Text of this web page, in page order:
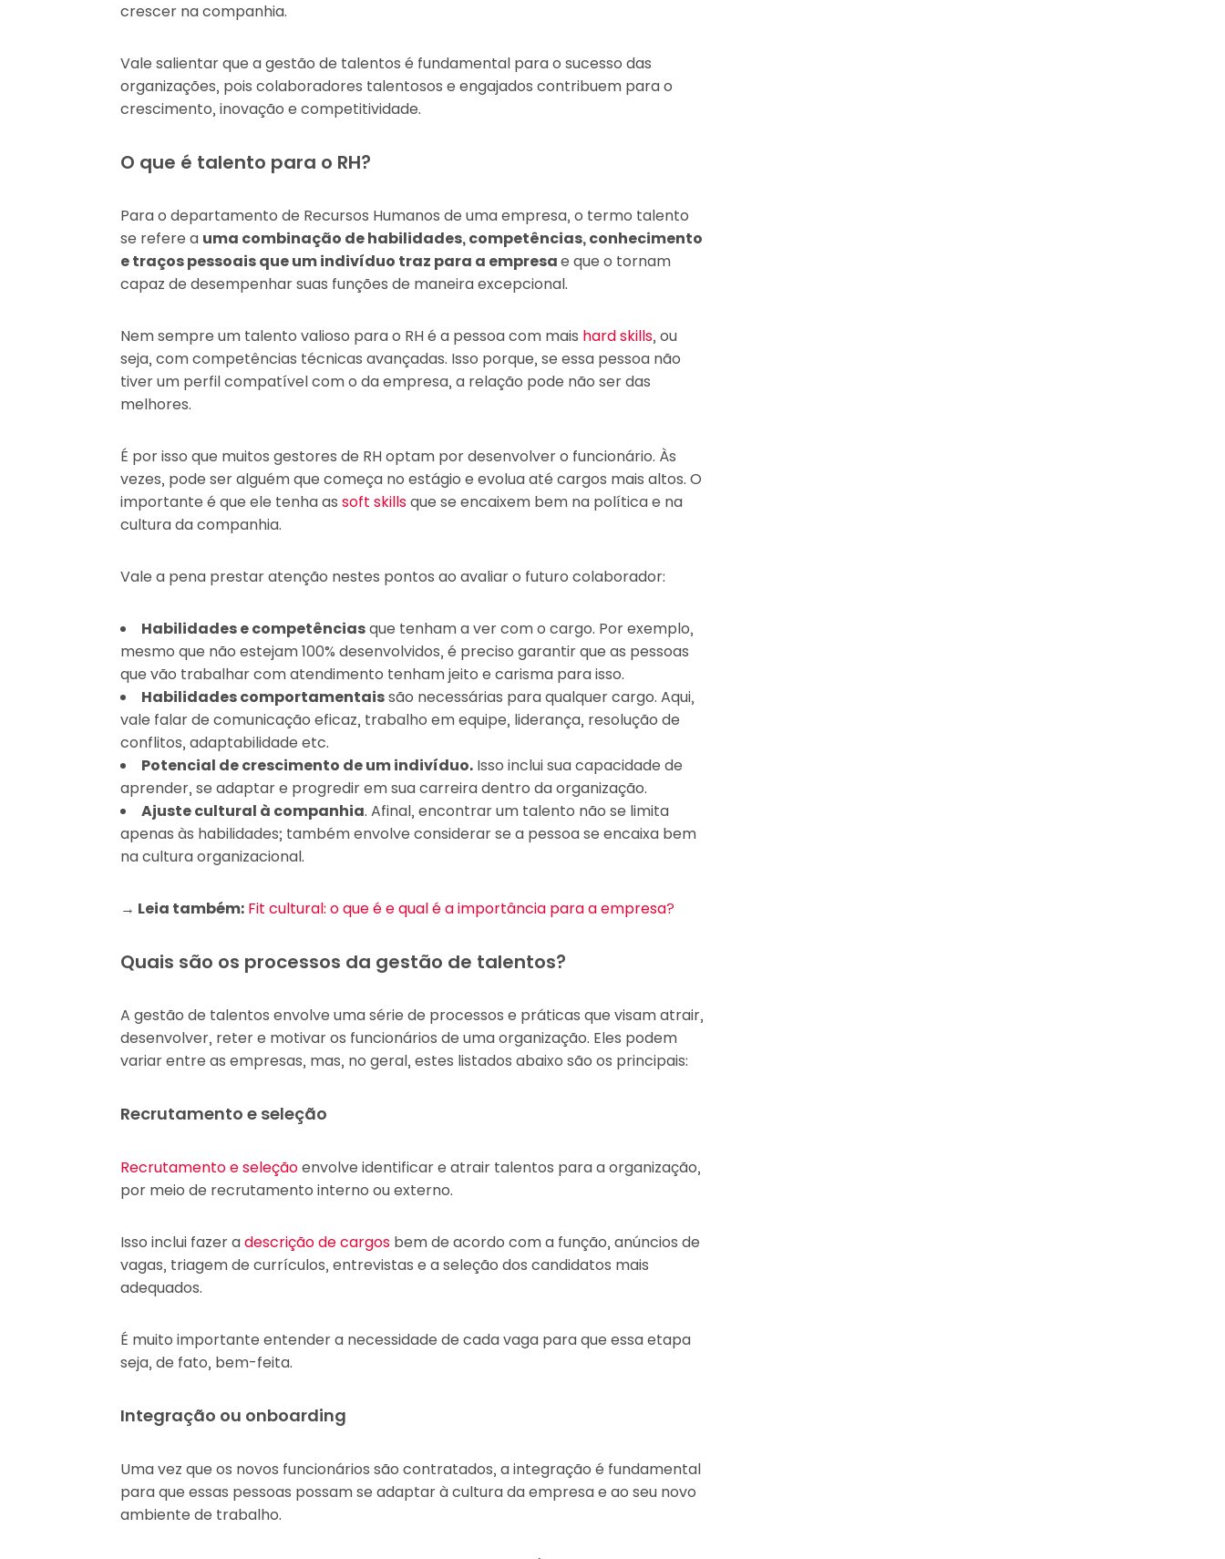
crescer na companhia.
Vale salientar que a gestão de talentos é fundamental para o sucesso das
organizações, pois colaboradores talentosos e engajados contribuem para o
crescimento, inovação e competitividade.
O que é talento para o RH?
Para o departamento de Recursos Humanos de uma empresa, o termo talento
se refere a uma combinação de habilidades, competências, conhecimento
e traços pessoais que um indivíduo traz para a empresae que o tornam
capaz de desempenhar suas funções de maneira excepcional.
Nem sempre um talento valioso para o RH é a pessoa com mais hard skills, ou
seja, com competências técnicas avançadas. Isso porque, se essa pessoa não
tiver um perfil compatível com o da empresa, a relação pode não ser das
melhores.
É por isso que muitos gestores de RH optam por desenvolver o funcionário. Às
vezes, pode ser alguém que começa no estágio e evolua até cargos mais altos. O
importante é que ele tenha as soft skillsque se encaixem bem na política e na
cultura da companhia.
Vale a pena prestar atenção nestes pontos ao avaliar o futuro colaborador:
Habilidades e competênciasque tenham a ver com o cargo. Por exemplo,
mesmo que não estejam 100% desenvolvidos, é preciso garantir que as pessoas
que vão trabalhar com atendimento tenham jeito e carisma para isso.
Habilidades comportamentaissão necessárias para qualquer cargo. Aqui,
vale falar de comunicação eficaz, trabalho em equipe, liderança, resolução de
conflitos, adaptabilidade etc.
Potencial de crescimento de um indivíduo. Isso inclui sua capacidade de
aprender, se adaptar e progredir em sua carreira dentro da organização.
Ajuste cultural à companhia. Afinal, encontrar um talento não se limita
apenas às habilidades; também envolve considerar se a pessoa se encaixa bem
na cultura organizacional.
→ Leia também: Fit cultural: o que é e qual é a importância para a empresa?
Quais são os processos da gestão de talentos?
A gestão de talentos envolve uma série de processos e práticas que visam atrair,
desenvolver, reter e motivar os funcionários de uma organização. Eles podem
variar entre as empresas, mas, no geral, estes listados abaixo são os principais:
Recrutamento e seleção
Recrutamento e seleçãoenvolve identificar e atrair talentos para a organização,
por meio de recrutamento interno ou externo.
Isso inclui fazer adescrição de cargos bem de acordo com a função, anúncios de
vagas, triagem de currículos, entrevistas e a seleção dos candidatos mais
adequados.
É muito importante entender a necessidade de cada vaga para que essa etapa
seja, de fato, bem-feita.
Integração ou onboarding
Uma vez que os novos funcionários são contratados, a integração é fundamental
para que essas pessoas possam se adaptar à cultura da empresa e ao seu novo
ambiente de trabalho.